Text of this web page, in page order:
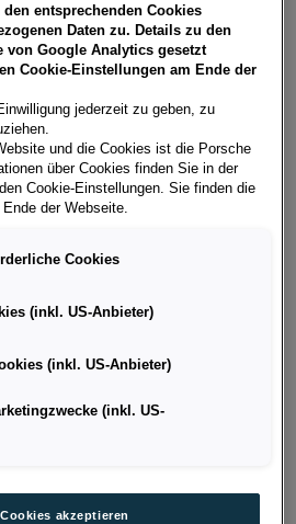
Benzin, Benzin (mild)
entsprechenden Cookies
Daten zu. Details zu den
von Google Analytics gesetzt
Cookie-Einstellungen am Ende der
jederzeit zu geben, zu
und die Cookies ist die Porsche
über Cookies finden Sie in der
Cookie-Einstellungen. Sie finden die
der Webseite.
Cookies
(inkl. US-Anbieter)
(inkl. US-Anbieter)
(inkl. US-
akzeptieren